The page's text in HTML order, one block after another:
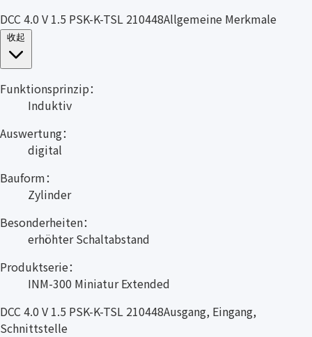
DCC 4.0 V 1.5 PSK-K-TSL 210448Allgemeine Merkmale
Funktionsprinzip：
Induktiv
Auswertung：
digital
Bauform：
Zylinder
Besonderheiten：
erhöhter Schaltabstand
Produktserie：
INM-300 Miniatur Extended
DCC 4.0 V 1.5 PSK-K-TSL 210448Ausgang, Eingang,
Schnittstelle